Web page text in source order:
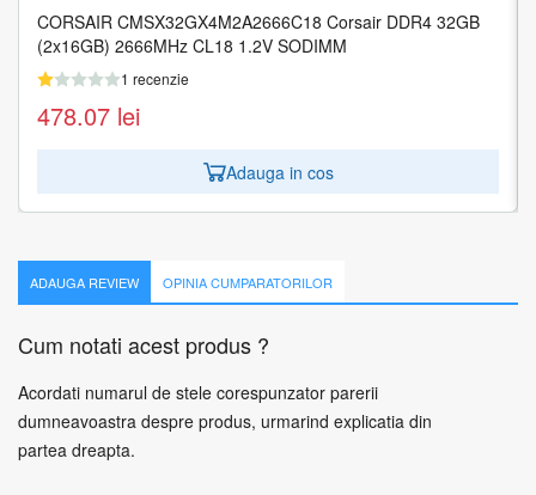
CORSAIR CMSX32GX4M2A2666C18 Corsair DDR4 32GB
(2x16GB) 2666MHz CL18 1.2V SODIMM
1 recenzie
478.07 lei
Adauga in cos
MEMORY DIMM 16GB PC25600 DDR4/KVR32N22S8/16
KINGSTON
1 recenzie
201.00 lei
Adauga in cos
ADAUGA REVIEW OPINIA CUMPARATORILOR
Cum notati acest produs ?
Acordati numarul de stele corespunzator parerii
dumneavoastra despre produs, urmarind explicatia din
partea dreapta.